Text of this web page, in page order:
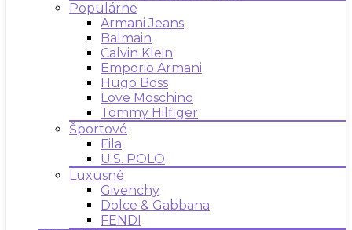
Populárne
Armani Jeans
Balmain
Calvin Klein
Emporio Armani
Hugo Boss
Love Moschino
Tommy Hilfiger
Športové
Fila
U.S. POLO
Luxusné
Givenchy
Dolce & Gabbana
FENDI